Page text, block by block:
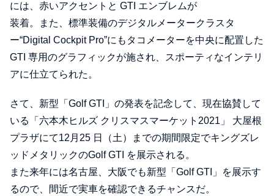
には、赤いアクセントと GTI エンブレムが
装着。また、標準装備のデジタルメータークラスタ
ー“Digital Cockpit Pro”にもタコメーターを中央に配置した
GTI 専用のグラフィックが施され、スポーティなインテリ
アに仕立てられた。
さて、新型「Golf GTI」の発表を記念して、現在協賛して
いる「六本木ヒルズ クリスマスマーケット2021」 大屋根
プラザにて12月25 日（土）までの期間限定でキングズレ
ッドメタリックのGolf GTI を展示される。
また来年には名古屋、大阪でも新型「Golf GTI」を展示す
るので、間近で実車を確認できるチャンスだ。